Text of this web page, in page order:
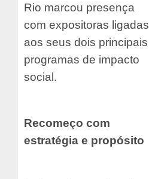
Rio marcou presença
com expositoras ligadas
aos seus dois principais
programas de impacto
social.
Recomeço com
estratégia e propósito